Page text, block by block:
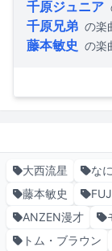
千原ジュニア
千原兄弟 の楽
藤本敏史 の楽
大西流星 な
藤本敏史
ANZEN漫才
トム・ブラウン